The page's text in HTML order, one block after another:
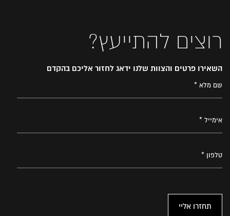
רוצים להתייעץ?
השאירו פרטים והצוות שלנו ידאג לחזור אליכם בהקדם